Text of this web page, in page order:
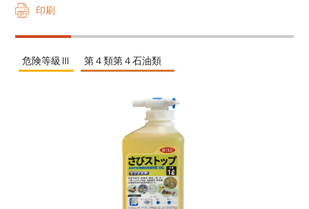
印刷
危険等級Ⅲ 第４類第４石油類